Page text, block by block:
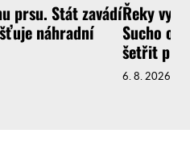
prsu. Stát zavádí
náhradní
Řeky
Sucho
šetřit
6. 8. 2026